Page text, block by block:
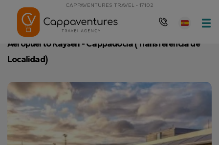
CAPPAVENTURES TRAVEL - 17102
página de inicio
Aeropuerto Kayseri - Cappadocia (Transferencia de
Localidad)